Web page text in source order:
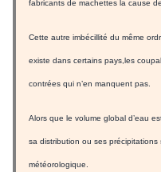
fabricants de machettes la cause
Cette autre imbécillité du même
existe dans certains pays,les
contrées qui n’en manquent pas.
Alors que le volume global d’eau
sa distribution ou ses précipitations
météorologique.